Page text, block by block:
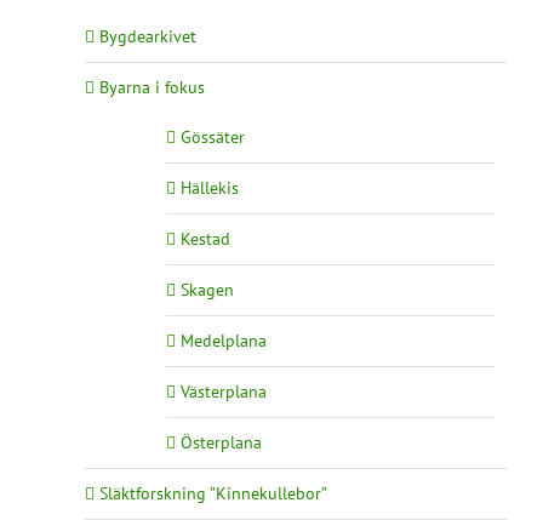
Bygdearkivet
Byarna i fokus
Gössäter
Hällekis
Kestad
Skagen
Medelplana
Västerplana
Österplana
Släktforskning ”Kinnekullebor”